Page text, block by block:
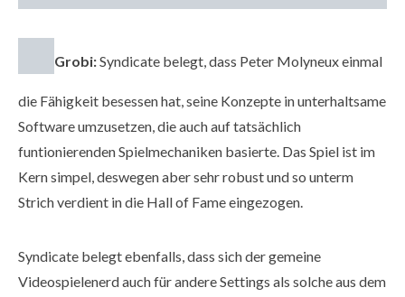
Grobi:Syndicate belegt, dass Peter Molyneux einmal
die Fähigkeit besessen hat, seine Konzepte in unterhaltsame
Software umzusetzen, die auch auf tatsächlich
funtionierenden Spielmechaniken basierte. Das Spiel ist im
Kern simpel, deswegen aber sehr robust und so unterm
Strich verdient in die Hall of Fame eingezogen.
Syndicate belegt ebenfalls, dass sich der gemeine
Videospielenerd auch für andere Settings als solche aus dem